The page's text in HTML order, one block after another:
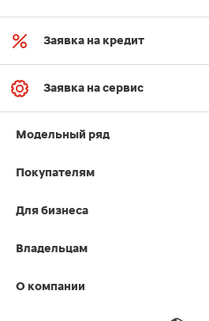
Заявка на кредит
Заявка на сервис
Модельный ряд
Покупателям
Для бизнеса
Владельцам
О компании